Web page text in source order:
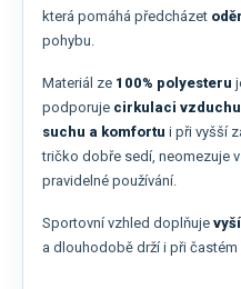
která pomáhá předcházet
pohybu.
Materiál ze 100% polyesteru
podporuje cirkulaci vzduchu
suchu a komfortu i při vyšší
tričko dobře sedí, neomezuje
pravidelné používání.
Sportovní vzhled doplňuje
a dlouhodobě drží i při častém